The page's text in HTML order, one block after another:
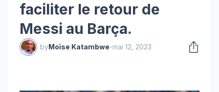
faciliter le retour de
Messi au Barça.
byMoïse Katambwe-mai 12, 2023